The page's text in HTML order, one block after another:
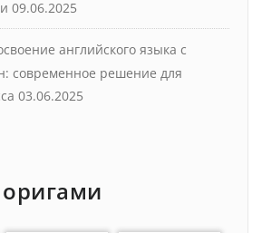
09.06.2025
английского языка с
современное решение для
03.06.2025